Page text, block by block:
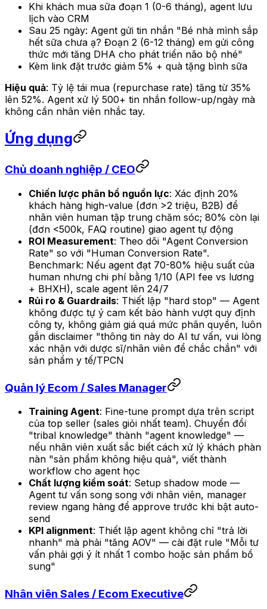
Khi khách mua sữa đoạn 1 (0-6 tháng), agent lưu
lịch vào CRM
Sau 25 ngày: Agent gửi tin nhắn "Bé nhà mình sắp
hết sữa chưa ạ? Đoạn 2 (6-12 tháng) em gửi công
thức mới tăng DHA cho phát triển não bộ nhé"
Kèm link đặt trước giảm 5% + quà tặng bình sữa
Hiệu quả: Tỷ lệ tái mua (repurchase rate) tăng từ 35%
lên 52%. Agent xử lý 500+ tin nhắn follow-up/ngày mà
không cần nhân viên nhắc tay.
Ứng dụng
Chủ doanh nghiệp / CEO
Chiến lược phân bổ nguồn lực: Xác định 20%
khách hàng high-value (đơn >2 triệu, B2B) để
nhân viên human tập trung chăm sóc; 80% còn lại
(đơn <500k, FAQ routine) giao agent tự động
ROI Measurement: Theo dõi "Agent Conversion
Rate" so với "Human Conversion Rate".
Benchmark: Nếu agent đạt 70-80% hiệu suất của
human nhưng chi phí bằng 1/10 (API fee vs lương
+ BHXH), scale agent lên 24/7
Rủi ro & Guardrails: Thiết lập "hard stop" — Agent
không được tự ý cam kết bảo hành vượt quy định
công ty, không giảm giá quá mức phân quyền, luôn
gắn disclaimer "thông tin này do AI tư vấn, vui lòng
xác nhận với dược sĩ/nhân viên để chắc chắn" với
sản phẩm y tế/TPCN
Quản lý Ecom / Sales Manager
Training Agent: Fine-tune prompt dựa trên script
của top seller (sales giỏi nhất team). Chuyển đổi
"tribal knowledge" thành "agent knowledge" —
nếu nhân viên xuất sắc biết cách xử lý khách phàn
nàn "sản phẩm không hiệu quả", viết thành
workflow cho agent học
Chất lượng kiểm soát: Setup shadow mode —
Agent tư vấn song song với nhân viên, manager
review ngang hàng để approve trước khi bật auto-
send
KPI alignment: Thiết lập agent không chỉ "trả lời
nhanh" mà phải "tăng AOV" — cài đặt rule "Mỗi tư
vấn phải gợi ý ít nhất 1 combo hoặc sản phẩm bổ
sung"
Nhân viên Sales / Ecom Executive